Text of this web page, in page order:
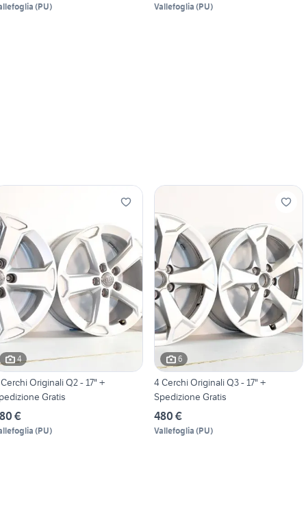
(PU) Vallefoglia (PU)
4
Originali Q2 - 17" +
Gratis
€
(PU)
6
4 Cerchi Originali Q3 - 17" +
Spedizione Gratis
480 €
Vallefoglia (PU)